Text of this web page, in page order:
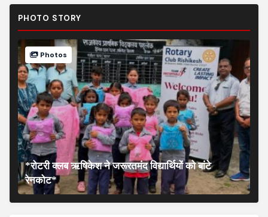
PHOTO STORY
Photos
*रोटरी क्लब ऋषिकेश ने जरूरतमंद विद्यार्थियों को बांटे
रेनकोट*